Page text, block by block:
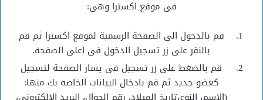
فى موقع اكسترا وهى:
قم بالدخول الى الصفحة الرسمية لموقع اكسترا ثم قم
بالنقر على زر تسجيل الدخول فى اعلى الصفحة.
قم بالضغط على زر تسجيل فى يسار الصفحة لتسجيل
كعضو جديد ثم قم بادخال البيانات الخاصه بك منها: